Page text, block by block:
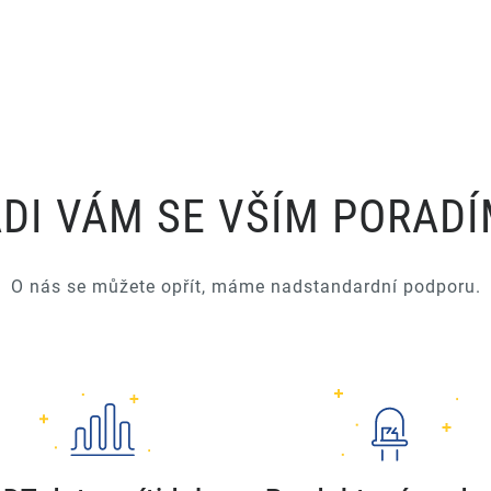
VÁM SE VŠÍM
O nás se můžete opřít, máme nadstandardní podporu.